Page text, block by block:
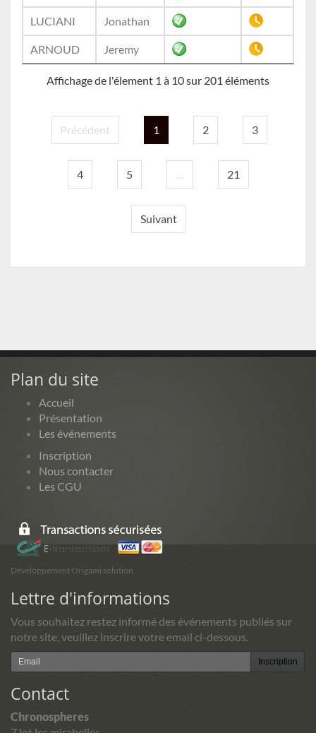
LUCIANI Jonathan
ARNOUD Jeremy
Affichage de l'élement 1 à 10 sur 201 éléments
Précédent 1 2 3
4 5 … 21
Suivant
Plan du site
Accueil
Présentation
Les événements
Inscription
Nous contacter
Les CGU
Développement Origami solution
Lettre d'informations
Vous souhaitez restez informé des événements publiés sur
notre site, veuillez inscrire votre email ci-dessous.
Inscription
Contact
Chronospheres